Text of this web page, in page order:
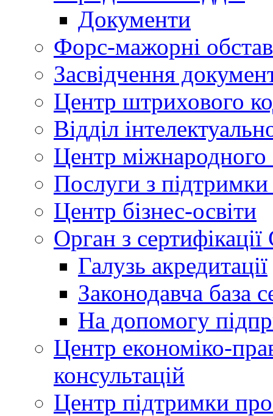
Документи
Форс-мажорні
Засвідчення
Центр штрихового
Відділ
Центр міжнародного
Послуги з підтримки
Центр бізнес-освіти
Орган з
Галузь акредитації
Законодавча база
На допомогу
Центр економіко-
консультацій
Центр підтримки